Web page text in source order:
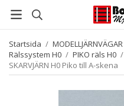
Startsida / MODELLJÄRNVÄGAR
Rälssystem H0 / PIKO räls H0 /
SKARVJÄRN H0 Piko till A-skena